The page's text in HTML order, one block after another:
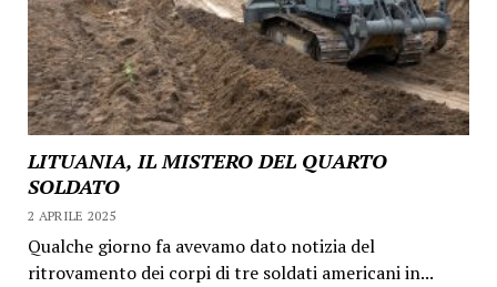
LITUANIA, IL MISTERO DEL QUARTO
SOLDATO
2 APRILE 2025
Qualche giorno fa avevamo dato notizia del
ritrovamento dei corpi di tre soldati americani in...